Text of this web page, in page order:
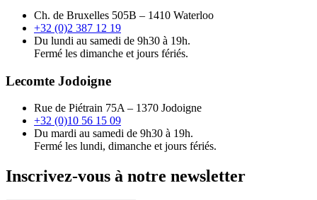
Ch. de Bruxelles 505B – 1410 Waterloo
+32 (0)2 387 12 19
Du lundi au samedi de 9h30 à 19h.
Fermé les dimanche et jours fériés.
Lecomte Jodoigne
Rue de Piétrain 75A – 1370 Jodoigne
+32 (0)10 56 15 09
Du mardi au samedi de 9h30 à 19h.
Fermé les lundi, dimanche et jours fériés.
Inscrivez-vous à notre newsletter